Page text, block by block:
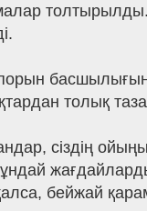
толық
сіздің
бейжай